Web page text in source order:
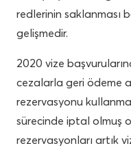
redlerinin saklanması
gelişmedir.
2020 vize
cezalarla geri ödeme
rezervasyonu
sürecinde iptal olmuş
rezervasyonları artık